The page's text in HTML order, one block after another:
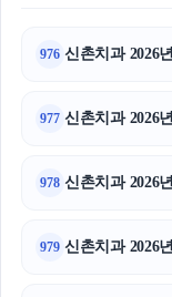
976 신촌치과 2026
977 신촌치과 2026
978 신촌치과 2026
979 신촌치과 2026